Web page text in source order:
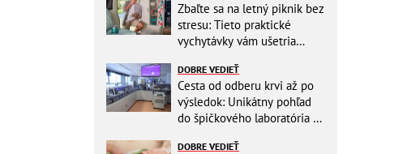
Zbaľte sa na letný piknik bez
stresu: Tieto praktické
vychytávky vám ušetria
DOBRE VEDIEŤ
Cesta od odberu krvi až po
výsledok: Unikátny pohľad
do špičkového laboratória na
DOBRE VEDIEŤ